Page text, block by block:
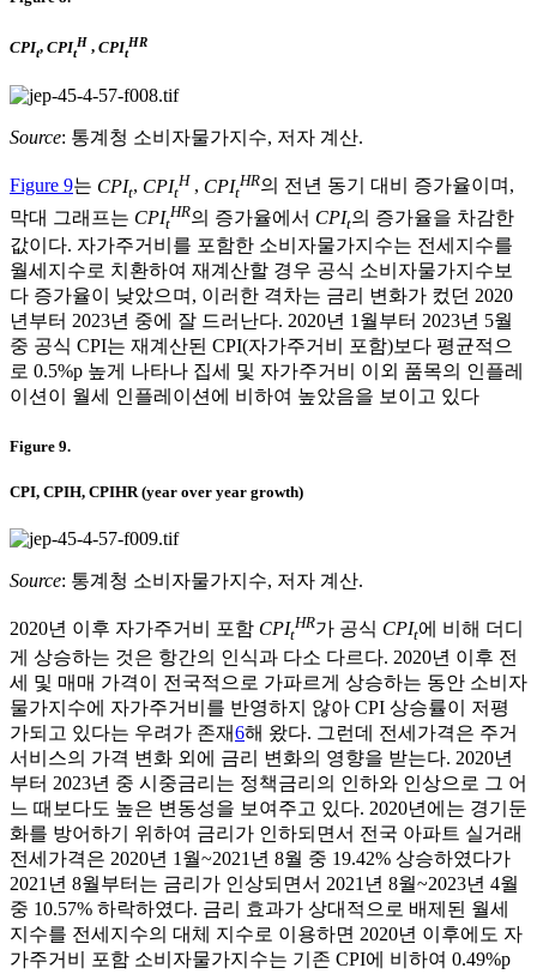
CPIt, CPIt
H , CPIt
HR
Source: 통계청 소비자물가지수, 저자 계산.
Figure 9는 CPIt, CPIt
H , CPIt
HR의 전년 동기 대비 증가율이며,
막대 그래프는 CPIt
HR의 증가율에서 CPIt의 증가율을 차감한
값이다. 자가주거비를 포함한 소비자물가지수는 전세지수를
월세지수로 치환하여 재계산할 경우 공식 소비자물가지수보
다 증가율이 낮았으며, 이러한 격차는 금리 변화가 컸던 2020
년부터 2023년 중에 잘 드러난다. 2020년 1월부터 2023년 5월
중 공식 CPI는 재계산된 CPI(자가주거비 포함)보다 평균적으
로 0.5%p 높게 나타나 집세 및 자가주거비 이외 품목의 인플레
이션이 월세 인플레이션에 비하여 높았음을 보이고 있다
Figure 9.
CPI, CPIH, CPIHR (year over year growth)
Source: 통계청 소비자물가지수, 저자 계산.
2020년 이후 자가주거비 포함 CPIt
HR가 공식 CPIt에 비해 더디
게 상승하는 것은 항간의 인식과 다소 다르다. 2020년 이후 전
세 및 매매 가격이 전국적으로 가파르게 상승하는 동안 소비자
물가지수에 자가주거비를 반영하지 않아 CPI 상승률이 저평
가되고 있다는 우려가 존재6해 왔다. 그런데 전세가격은 주거
서비스의 가격 변화 외에 금리 변화의 영향을 받는다. 2020년
부터 2023년 중 시중금리는 정책금리의 인하와 인상으로 그 어
느 때보다도 높은 변동성을 보여주고 있다. 2020년에는 경기둔
화를 방어하기 위하여 금리가 인하되면서 전국 아파트 실거래
전세가격은 2020년 1월~2021년 8월 중 19.42% 상승하였다가
2021년 8월부터는 금리가 인상되면서 2021년 8월~2023년 4월
중 10.57% 하락하였다. 금리 효과가 상대적으로 배제된 월세
지수를 전세지수의 대체 지수로 이용하면 2020년 이후에도 자
가주거비 포함 소비자물가지수는 기존 CPI에 비하여 0.49%p